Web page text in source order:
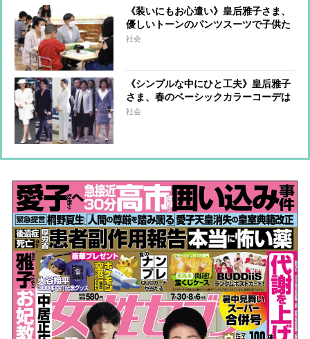
《装いにもお心遣い》皇后雅子さま、
優しいトーンのパンツスーツで子供た
ちへ向けられる温かい眼差し
社会
《シンプルな中にひと工夫》皇后雅子
さま、春のベーシックカラーコーデは
アクセサリーや小物でツヤ感をプラス
社会